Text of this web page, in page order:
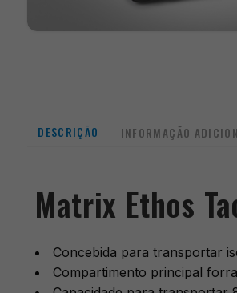
DESCRIÇÃO INFORMAÇÃO
Matrix Ethos
Concebida para transportar
Compartimento principal